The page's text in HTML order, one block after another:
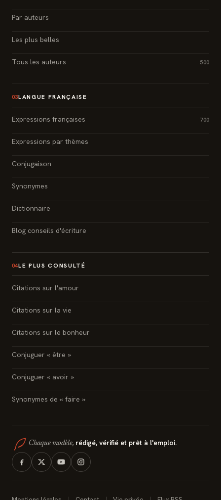
Par auteurs
Les plus belles
Tous les auteurs 500
03LANGUE FRANÇAISE
Expressions françaises 700
Expressions par thèmes
Conjugaison
Synonymes
Dictionnaire
Blog conseils d'écriture
04LE PLUS CONSULTÉ
Citations sur l'amour
Citations sur la vie
Citations sur le bonheur
Conjuguer « être »
Conjuguer « avoir »
Synonymes de « faire »
Chaque modèle, rédigé, vérifié et prêt à l'emploi.